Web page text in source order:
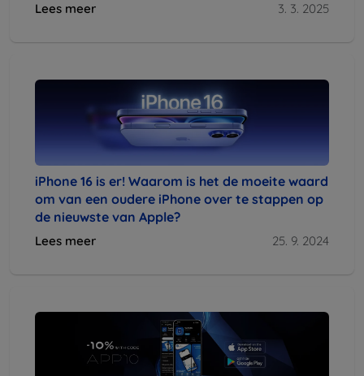
Lees meer 3. 3. 2025
iPhone 16 is er! Waarom is het de moeite waard
om van een oudere iPhone over te stappen op
de nieuwste van Apple?
Lees meer 25. 9. 2024